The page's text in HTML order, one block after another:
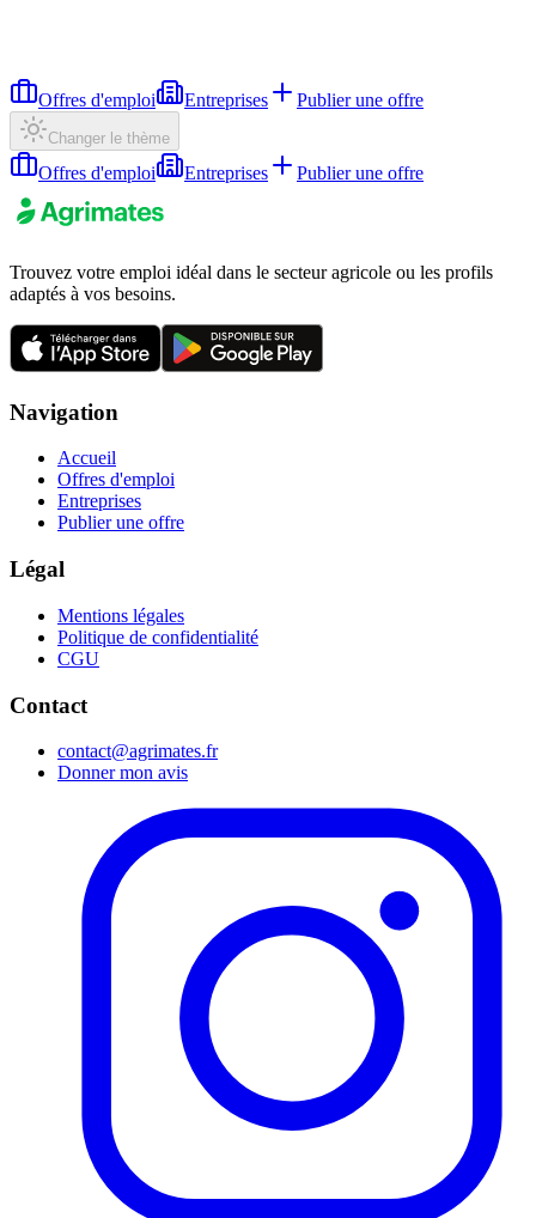
Offres d'emploi Entreprises Publier une offre
Changer le thème
Offres d'emploi Entreprises Publier une offre
Trouvez votre emploi idéal dans le secteur agricole ou les profils
adaptés à vos besoins.
Navigation
Accueil
Offres d'emploi
Entreprises
Publier une offre
Légal
Mentions légales
Politique de confidentialité
CGU
Contact
contact@agrimates.fr
Donner mon avis